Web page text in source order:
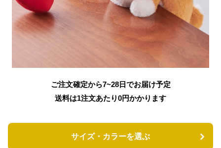
ご注文確定から7~28日でお届け予定
送料は1注文あたり0円かかります
サイズ・カラーを選ぶ